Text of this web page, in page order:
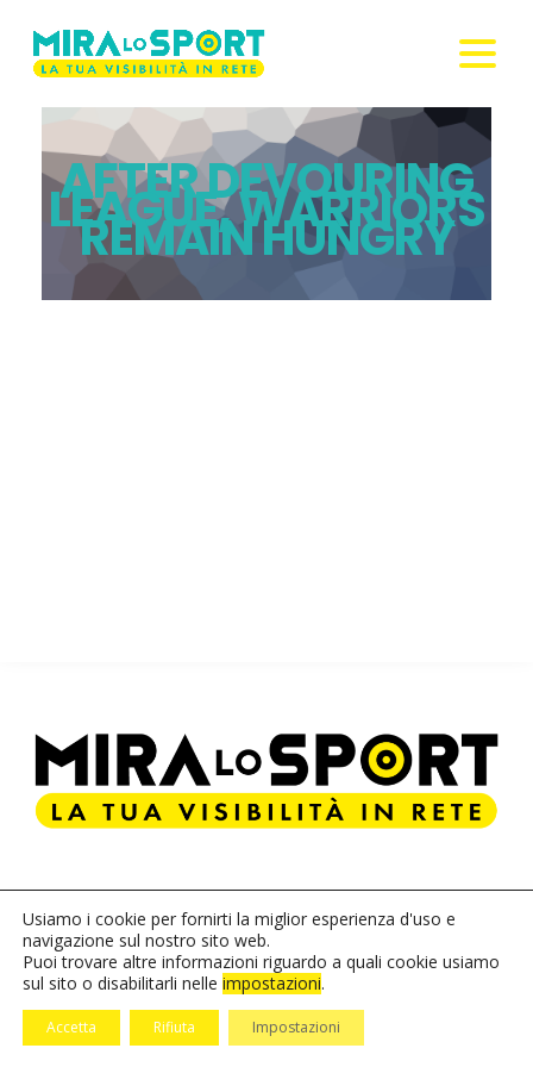
AFTER DEVOURING
LEAGUE, WARRIORS
REMAIN HUNGRY
Copyright © 2023 | privacy policy | cookie policy | email
official@miralosport.it| tel:+39 347 554 4779
Usiamo i cookie per fornirti la miglior esperienza d'uso e
navigazione sul nostro sito web.
Puoi trovare altre informazioni riguardo a quali cookie usiamo
sul sito o disabilitarli nelle impostazioni.
Accetta Rifiuta Impostazioni